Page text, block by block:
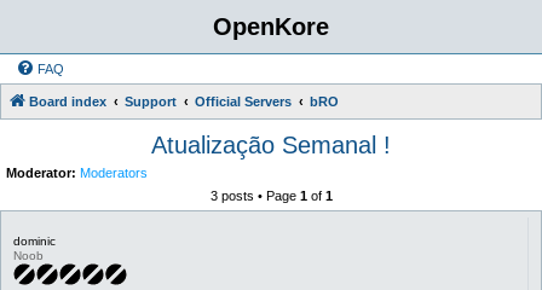
OpenKore
FAQ
Board index Support Official Servers bRO
Atualização Semanal !
Moderator: Moderators
3 posts • Page 1of 1
dominic
Noob